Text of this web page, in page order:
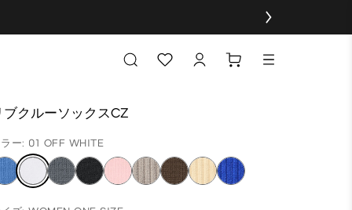
ブクルーソックスCZ
ー: 01 OFF WHITE